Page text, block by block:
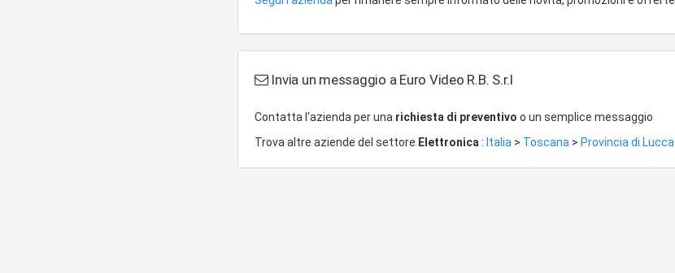
Invia un messaggio a Euro Video R.B. S.r.l
Contatta l'azienda per una richiesta di preventivo o un semplice messaggio
Trova altre aziende del settore Elettronica : Italia > Toscana > Provincia di Lucca